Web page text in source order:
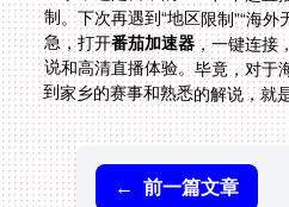
急，打开番茄加速器，一键连接
说和高清直播体验
到家乡的赛事和熟悉的解说，就
← 前一篇文章